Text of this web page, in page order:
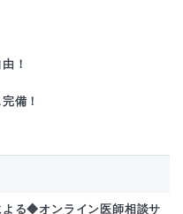
！
備！
る◆オンライン医師相談サ